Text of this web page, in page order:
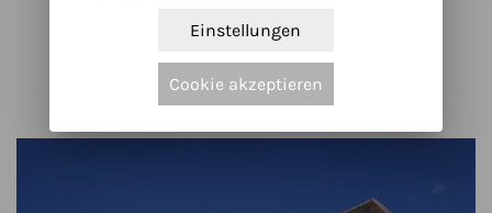
Kunstwerke in der Nähe
Einstellungen
Cookie akzeptieren